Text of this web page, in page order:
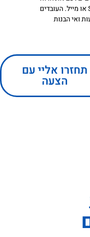
הנוכחות שלהם לחתימה באמצעות SMS או מייל. העובדים
ואי הבנות
תחזרו אליי עם
הצעה